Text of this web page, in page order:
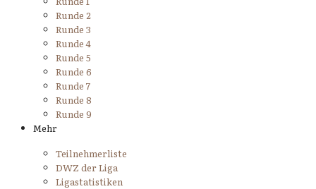
Runde 2
Runde 3
Runde 4
Runde 5
Runde 6
Runde 7
Runde 8
Runde 9
Mehr
Teilnehmerliste
DWZ der Liga
Ligastatistiken